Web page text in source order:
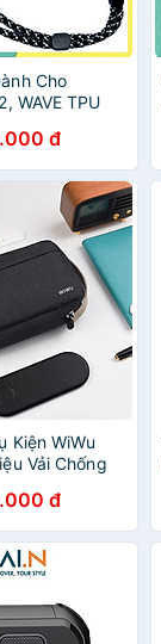
Cho
WAVE TPU
đ
Kiện WiWu
Vải Chống
đ